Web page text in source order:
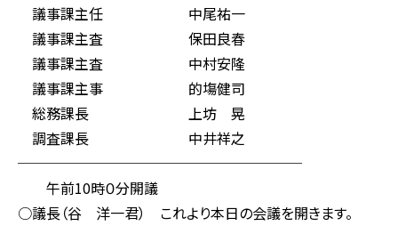
議事課主任 中尾祐一
議事課主査 保田良春
議事課主査 中村安隆
議事課主事 的塲健司
総務課長 上坊 晃
調査課長 中井祥之
────────────────────
午前10時０分開議
○議長（谷 洋一君） これより本日の会議を開きます。